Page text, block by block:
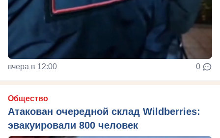
вчера в 12:00 0
Общество
Атакован очередной склад Wildberries:
эвакуировали 800 человек